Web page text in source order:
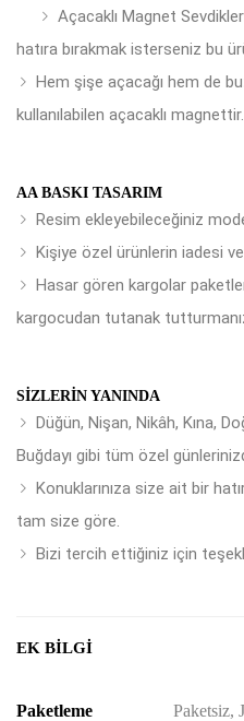
Açacaklı Magnet
hatıra bırakmak isterseniz bu
Hem şişe açacağı hem de
kullanılabilen açacaklı magnettir.
AA BASKI TASARIM
Resim ekleyebileceğiniz
Kişiye özel ürünlerin iadesi
Hasar gören kargolar
kargocudan tutanak
SIZLERIN YANINDA
Düğün, Nişan, Nikâh, Kına,
Buğdayı gibi tüm özel
Konuklarınıza size ait bir
tam size göre.
Bizi tercih ettiğiniz için
EK BILGI
Paketleme Paketsiz,